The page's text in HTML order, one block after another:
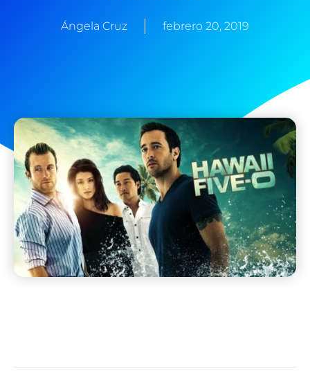
Ángela Cruz febrero 20, 2019